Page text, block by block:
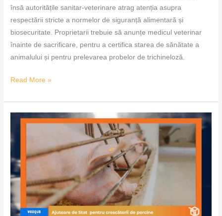
însă autoritățile sanitar-veterinare atrag atenția asupra
respectării stricte a normelor de siguranță alimentară și
biosecuritate. Proprietarii trebuie să anunțe medicul veterinar
înainte de sacrificare, pentru a certifica starea de sănătate a
animalului și pentru prelevarea probelor de trichineloză.
Read More »
Ajutoare
Stat
pentru
crescătorii
de
porcine
–